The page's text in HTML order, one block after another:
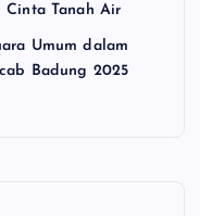
Cinta Tanah Air
Umum dalam
Badung 2025